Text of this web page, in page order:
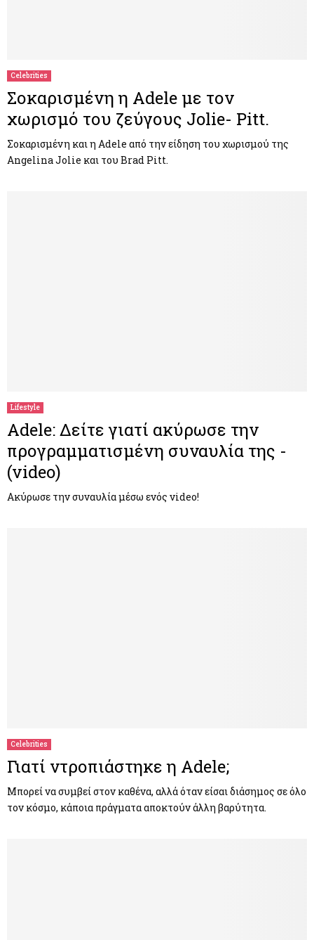
Celebrities
Σοκαρισμένη η Adele με τον
χωρισμό του ζεύγους Jolie- Pitt.
Σοκαρισμένη και η Adele από την είδηση του χωρισμού της
Angelina Jolie και του Brad Pitt.
Lifestyle
Adele: Δείτε γιατί ακύρωσε την
προγραμματισμένη συναυλία της -
(video)
Ακύρωσε την συναυλία μέσω ενός video!
Celebrities
Γιατί ντροπιάστηκε η Adele;
Μπορεί να συμβεί στον καθένα, αλλά όταν είσαι διάσημος σε όλο
τον κόσμο, κάποια πράγματα αποκτούν άλλη βαρύτητα.